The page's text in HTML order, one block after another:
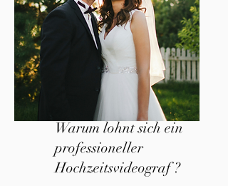
Warum lohnt sich ein
professioneller
Hochzeitsvideograf ?